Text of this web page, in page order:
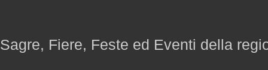
Sagre, Fiere, Feste ed Eventi della